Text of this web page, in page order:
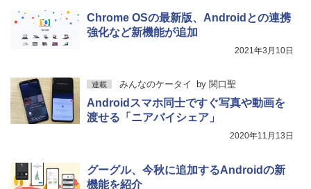
Chrome OSの最新版、Androidとの連携
強化など新機能が追加
2021年3月10日
連載 みんなのケータイ by 関口聖
Androidスマホ同士ですぐ写真や動画を
渡せる「ニアバイシェア」
2020年11月13日
グーグル、今秋に追加するAndroidの新
機能を紹介